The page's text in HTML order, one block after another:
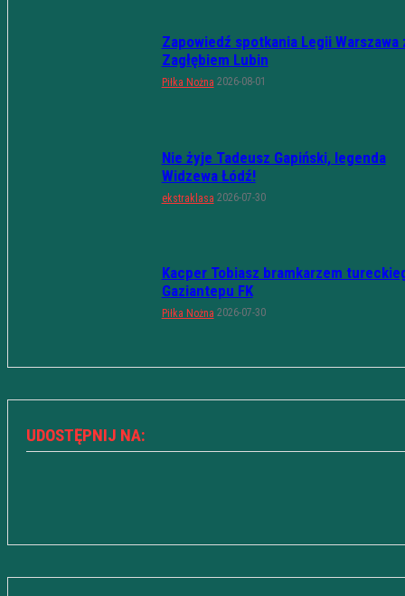
Zapowiedź spotkania Legii Warszawa
Zagłębiem Lubin
Piłka Nożna 2026-08-01
Nie żyje Tadeusz Gapiński, legenda
Widzewa Łódź!
ekstraklasa 2026-07-30
Kacper Tobiasz bramkarzem
Gaziantepu FK
Piłka Nożna 2026-07-30
UDOSTĘPNIJ NA: